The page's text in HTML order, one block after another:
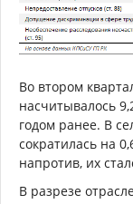
Во втором
насчитывалось
годом ранее. В
сократилась на
напротив, их
В разрезе